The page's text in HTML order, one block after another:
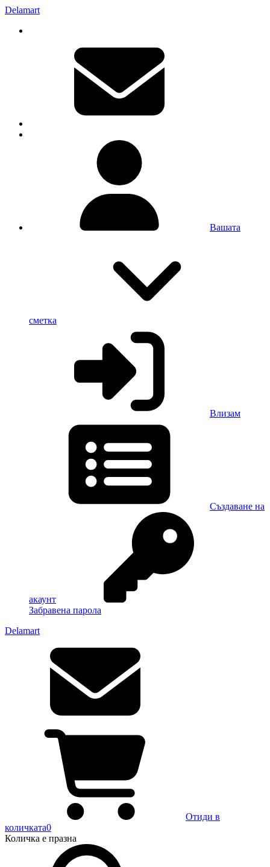
Delamart
Вашата
сметка
Влизам
Създаване на
акаунт
Забравена парола
Delamart
Отиди в
количката0
Количка е празна